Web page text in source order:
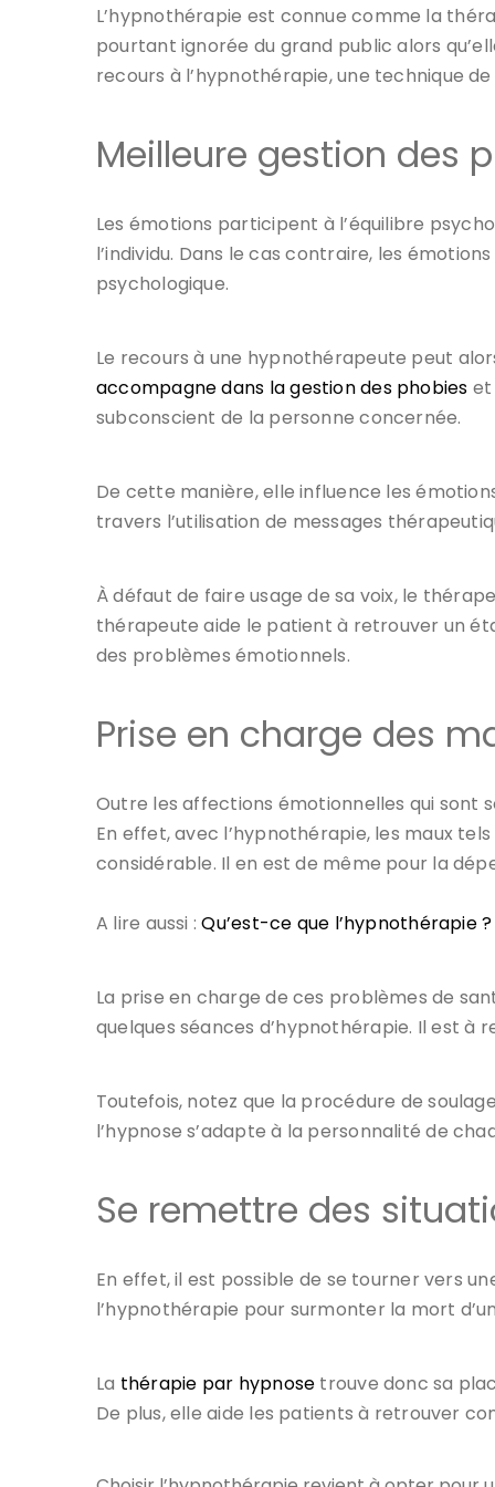
L’hypnothérapie est connue comme la
pourtant ignorée du grand public alors
recours à l’hypnothérapie, une technique
Meilleure gestion des
Les émotions participent à l’équilibre
l’individu. Dans le cas contraire, les
psychologique.
Le recours à une hypnothérapeute peut
accompagne dans la gestion des phobies et
subconscient de la personne concernée.
De cette manière, elle influence les
travers l’utilisation de messages
À défaut de faire usage de sa voix, le
thérapeute aide le patient à retrouver un
des problèmes émotionnels.
Prise en charge des
Outre les affections émotionnelles qui sont
En effet, avec l’hypnothérapie, les maux
considérable. Il en est de même pour la
A lire aussi :Qu’est-ce que l’hypnothérapie ?
La prise en charge de ces problèmes de
quelques séances d’hypnothérapie. Il est
Toutefois, notez que la procédure de
l’hypnose s’adapte à la personnalité de
Se remettre des
En effet, il est possible de se tourner vers
l’hypnothérapie pour surmonter la mort
La thérapie par hypnose trouve donc sa
De plus, elle aide les patients à retrouver